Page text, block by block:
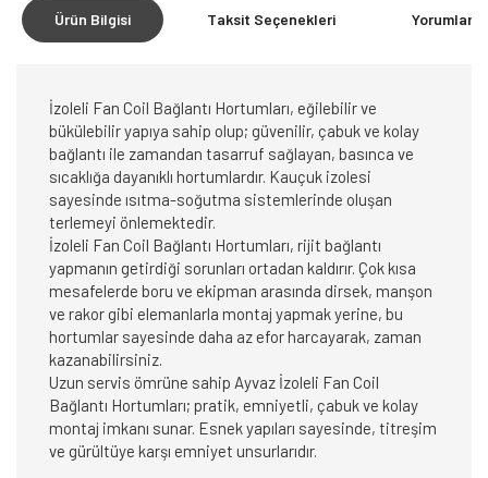
Ürün Bilgisi Taksit Seçenekleri Yorumlar
İzoleli Fan Coil Bağlantı Hortumları, eğilebilir ve
bükülebilir yapıya sahip olup; güvenilir, çabuk ve kolay
bağlantı ile zamandan tasarruf sağlayan, basınca ve
sıcaklığa dayanıklı hortumlardır. Kauçuk izolesi
sayesinde ısıtma-soğutma sistemlerinde oluşan
terlemeyi önlemektedir.
İzoleli Fan Coil Bağlantı Hortumları, rijit bağlantı
yapmanın getirdiği sorunları ortadan kaldırır. Çok kısa
mesafelerde boru ve ekipman arasında dirsek, manşon
ve rakor gibi elemanlarla montaj yapmak yerine, bu
hortumlar sayesinde daha az efor harcayarak, zaman
kazanabilirsiniz.
Uzun servis ömrüne sahip Ayvaz İzoleli Fan Coil
Bağlantı Hortumları; pratik, emniyetli, çabuk ve kolay
montaj imkanı sunar. Esnek yapıları sayesinde, titreşim
ve gürültüye karşı emniyet unsurlarıdır.